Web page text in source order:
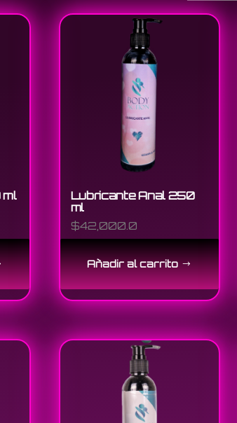
ml
Lubricante Anal 250
ml
$42,000.0
Añadir al carrito